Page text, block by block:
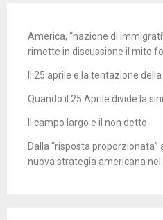
America, “nazione di
rimette in discussione il mito
Il 25 aprile e la tentazione
Quando il 25 Aprile divide la
Il campo largo e il non detto
Dalla “risposta
nuova strategia americana nel